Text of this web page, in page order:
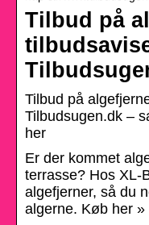
Tilbud på
Tilbud på
Tilbudsugen.dk –
her
Er der kommet
terrasse? Hos XL-
algefjerner, så du
algerne. Køb her »